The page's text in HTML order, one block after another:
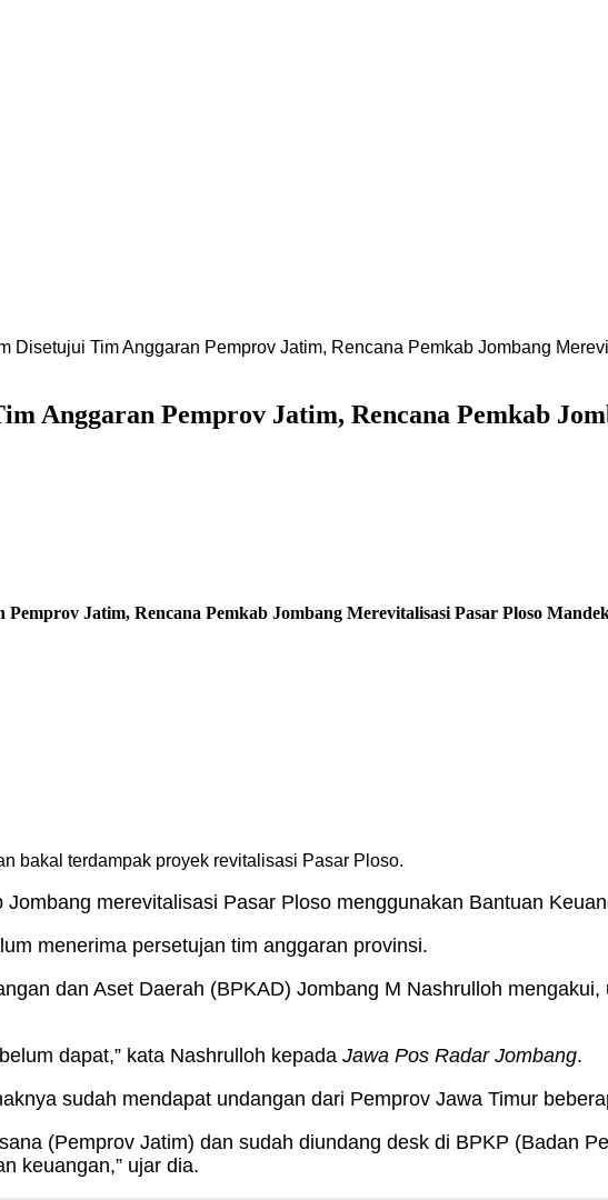
Disetujui Tim Anggaran Pemprov Jatim, Rencana Pemkab Jombang
Anggaran Pemprov Jatim, Rencana Pemkab
Jatim, Rencana Pemkab Jombang Merevitalisasi Pasar Ploso
bakal terdampak proyek revitalisasi Pasar Ploso.
Jombang merevitalisasi Pasar Ploso menggunakan Bantuan
menerima persetujan tim anggaran provinsi.
dan Aset Daerah (BPKAD) Jombang M Nashrulloh
dapat,” kata Nashrulloh kepada Jawa Pos Radar Jombang.
sudah mendapat undangan dari Pemprov Jawa Timur
(Pemprov Jatim) dan sudah diundang desk di BPKP (Badan
keuangan,” ujar dia.